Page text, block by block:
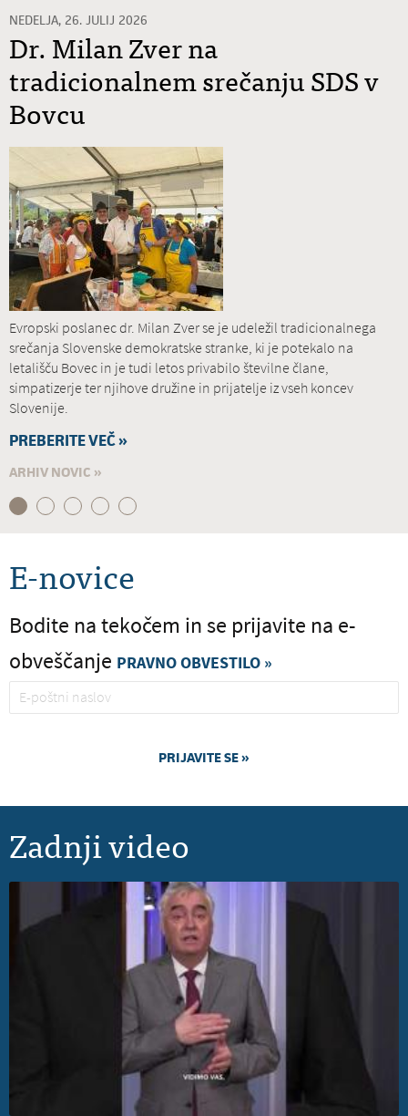
NEDELJA, 26. JULIJ 2026
Dr. Milan Zver na
tradicionalnem srečanju SDS v
Bovcu
Evropski poslanec dr. Milan Zver se je udeležil tradicionalnega
srečanja Slovenske demokratske stranke, ki je potekalo na
letališču Bovec in je tudi letos privabilo številne člane,
simpatizerje ter njihove družine in prijatelje iz vseh koncev
Slovenije.
PREBERITE VEČ »
ARHIV NOVIC »
E-novice
Bodite na tekočem in se prijavite na e-
obveščanje PRAVNO OBVESTILO »
Zadnji video